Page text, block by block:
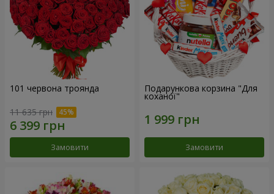
101 червона троянда
11 635 грн
Замовити
Подарункова корзина "Для
коханої"
Замовити